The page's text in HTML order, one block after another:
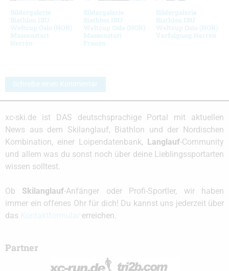
Bildergalerie
Biathlon IBU
Weltcup Oslo (NOR)
Massenstart
Herren
Bildergalerie
Biathlon IBU
Weltcup Oslo (NOR)
Massenstart
Frauen
Bildergalerie
Biathlon IBU
Weltcup Oslo (NOR)
Verfolgung Herren
Schreibe einen Kommentar
xc-ski.de ist DAS deutschsprachige Portal mit aktuellen
News aus dem Skilanglauf, Biathlon und der Nordischen
Kombination, einer Loipendatenbank,
Langlauf-Community
und allem was du sonst noch über deine Lieblingssportarten
wissen solltest.
Ob Skilanglauf-Anfänger oder Profi-Sportler, wir haben
immer ein offenes Ohr für dich! Du kannst uns jederzeit über
das
erreichen.
Partner